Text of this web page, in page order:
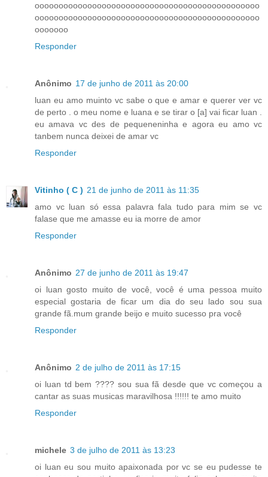
ooooooooooooooooooooooooooooooooooooooooooooooo
ooooooooooooooooooooooooooooooooooooooooooooooo
ooooooo
Responder
Anônimo 17 de junho de 2011 às 20:00
luan eu amo muinto vc sabe o que e amar e querer ver vc
de perto . o meu nome e luana e se tirar o [a] vai ficar luan .
eu amava vc des de pequeneninha e agora eu amo vc
tanbem nunca deixei de amar vc
Responder
Vitinho ( C ) 21 de junho de 2011 às 11:35
amo vc luan só essa palavra fala tudo para mim se vc
falase que me amasse eu ia morre de amor
Responder
Anônimo 27 de junho de 2011 às 19:47
oi luan gosto muito de você, você é uma pessoa muito
especial gostaria de ficar um dia do seu lado sou sua
grande fã.mum grande beijo e muito sucesso pra você
Responder
Anônimo 2 de julho de 2011 às 17:15
oi luan td bem ???? sou sua fã desde que vc começou a
cantar as suas musicas maravilhosa !!!!!! te amo muito
Responder
michele 3 de julho de 2011 às 13:23
oi luan eu sou muito apaixonada por vc se eu pudesse te